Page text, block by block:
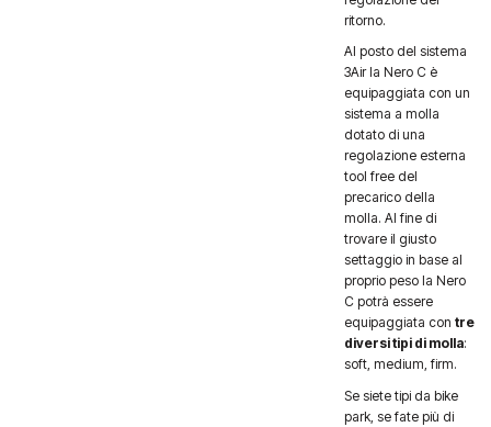
ritorno.
Al posto del sistema
3Air la Nero C è
equipaggiata con un
sistema a molla
dotato di una
regolazione esterna
tool free del
precarico della
molla. Al fine di
trovare il giusto
settaggio in base al
proprio peso la Nero
C potrà essere
equipaggiata con tre
diversi tipi di molla:
soft, medium, firm.
Se siete tipi da bike
park, se fate più di